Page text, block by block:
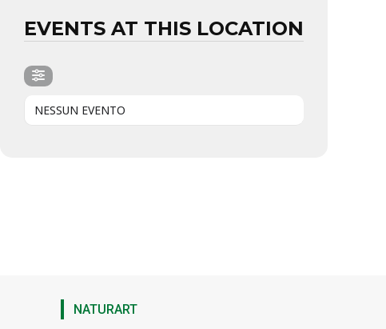
EVENTS AT THIS LOCATION
NESSUN EVENTO
NATURART